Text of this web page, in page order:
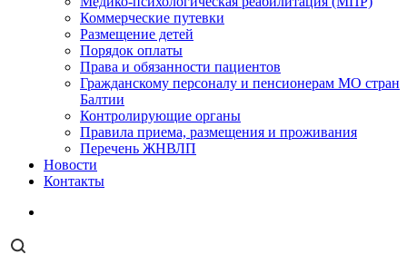
Коммерческие путевки
Размещение детей
Порядок оплаты
Права и обязанности пациентов
Гражданскому персоналу и пенсионерам МО стран
Балтии
Контролирующие органы
Правила приема, размещения и проживания
Перечень ЖНВЛП
Новости
Контакты